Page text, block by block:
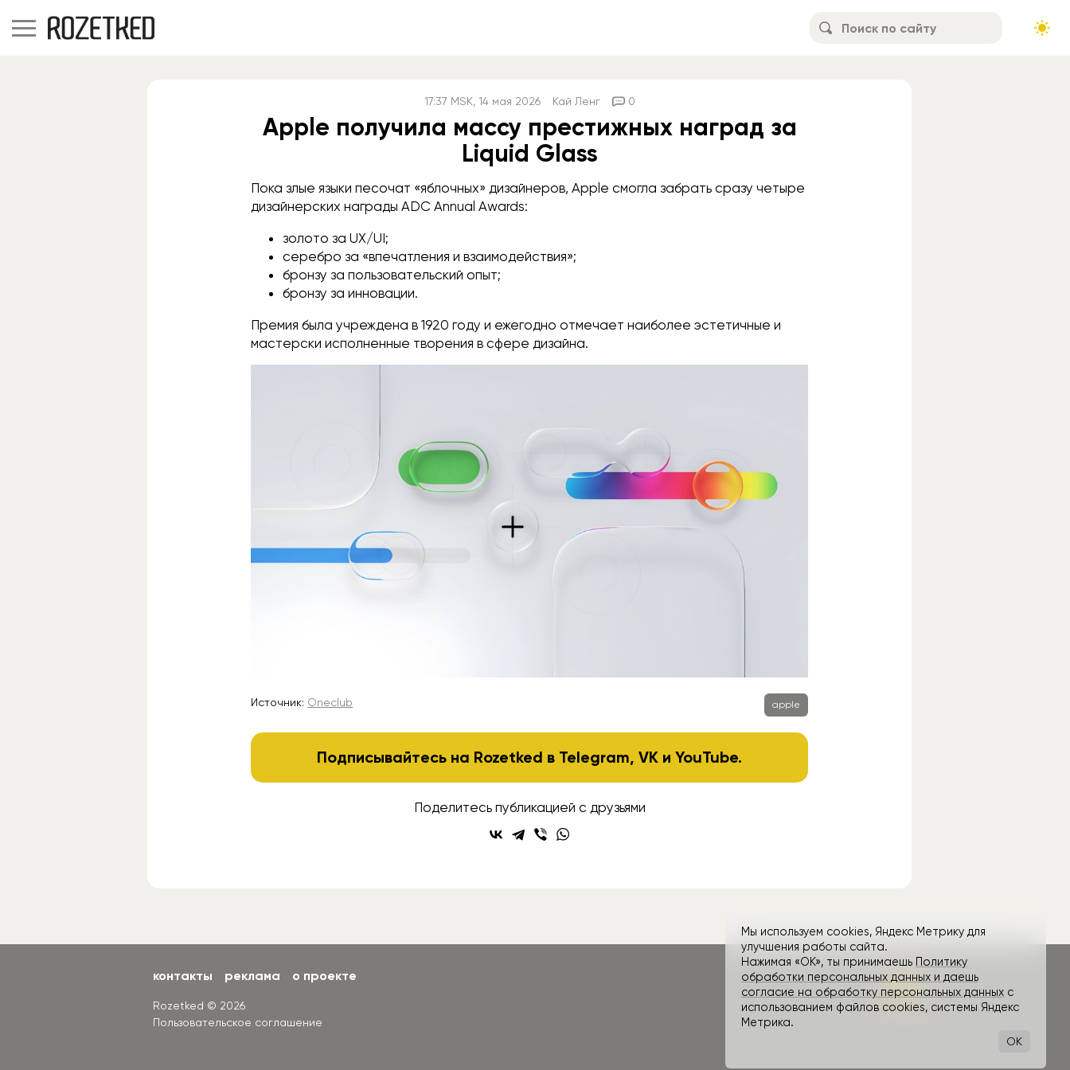
17:37 MSK, 14 мая 2026 Кай Ленг 0
Apple получила массу престижных наград за
Liquid Glass
Пока злые языки песочат «яблочных» дизайнеров, Apple смогла забрать сразу четыре
дизайнерских награды ADC Annual Awards:
золото за UX/UI;
серебро за «впечатления и взаимодействия»;
бронзу за пользовательский опыт;
бронзу за инновации.
Премия была учреждена в 1920 году и ежегодно отмечает наиболее эстетичные и
мастерски исполненные творения в сфере дизайна.
Источник: Oneclub apple
Подписывайтесь на Rozetked в Telegram,VK иYouTube.
Поделитесь публикацией с друзьями
контакты реклама о проекте
Rozetked © 2026
Пользовательское соглашение
Мы используем cookies, Яндекс Метрику для
улучшения работы сайта.
Нажимая «ОК», ты принимаешь Политику
обработки персональных данных и даешь
согласие на обработку персональных данныхс
использованием файлов cookies, системы Яндекс
Метрика.
OK